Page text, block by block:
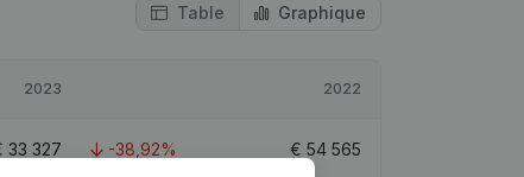
Table Graphique
2023 2022
33 327 -38,92% € 54 565